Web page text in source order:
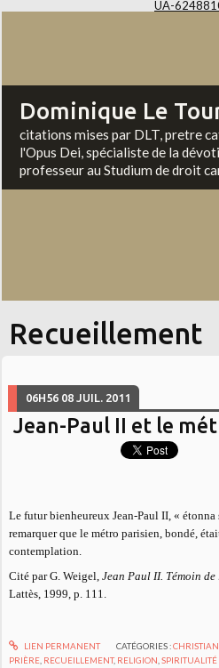
UA-
Dominique Le
citations mises par DLT, pretre
l'Opus Dei, spécialiste de la
professeur au Studium de droit
Recueillement
06H56 08 JUIL. 2011
Jean-Paul II et le
Le futur bienheureux Jean-Paul II, «
remarquer que le métro parisien, bondé,
contemplation.
Cité par G. Weigel,Jean Paul II. Témoin de
Lattès, 1999, p. 111.
LIEN PERMANENT CATÉGORIES :
PRIÈRE RECUEILLEMENT, RELIGION ,SPIRITUALITÉ